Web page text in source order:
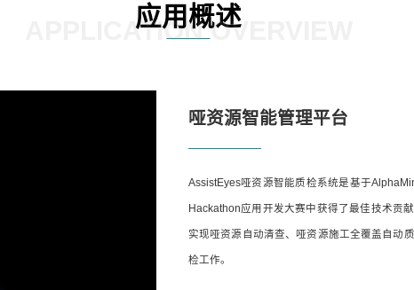
应用概述
APPLICATION OVERVIEW
哑资源智能管理平台
AssistEyes哑资源智能质检系统是基于
Hackathon应用开发大赛中获得了最佳技术贡
实现哑资源自动清查、哑资源施工全覆盖自动
检工作。